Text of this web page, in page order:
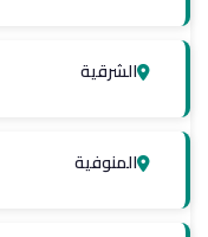
الشرقية
المنوفية